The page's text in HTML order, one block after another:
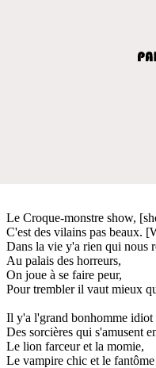
Le Croque-monstre show,
C'est des vilains pas beaux.
Dans la vie y'a rien qui nous
Au palais des horreurs,
On joue à se faire peur,
Pour trembler il vaut mieux
Il y'a l'grand bonhomme idiot
Des sorcières qui s'amusent
Le lion farceur et la momie,
Le vampire chic et le fantôme